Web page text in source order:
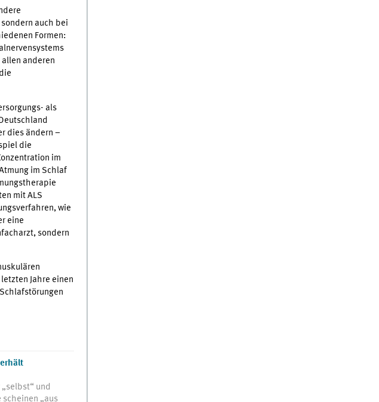
auch bei
Formen:
anderen
als
dies ändern –
die
im
im Schlaf
mit ALS
wie
eine
sondern
Jahre einen
und
„aus